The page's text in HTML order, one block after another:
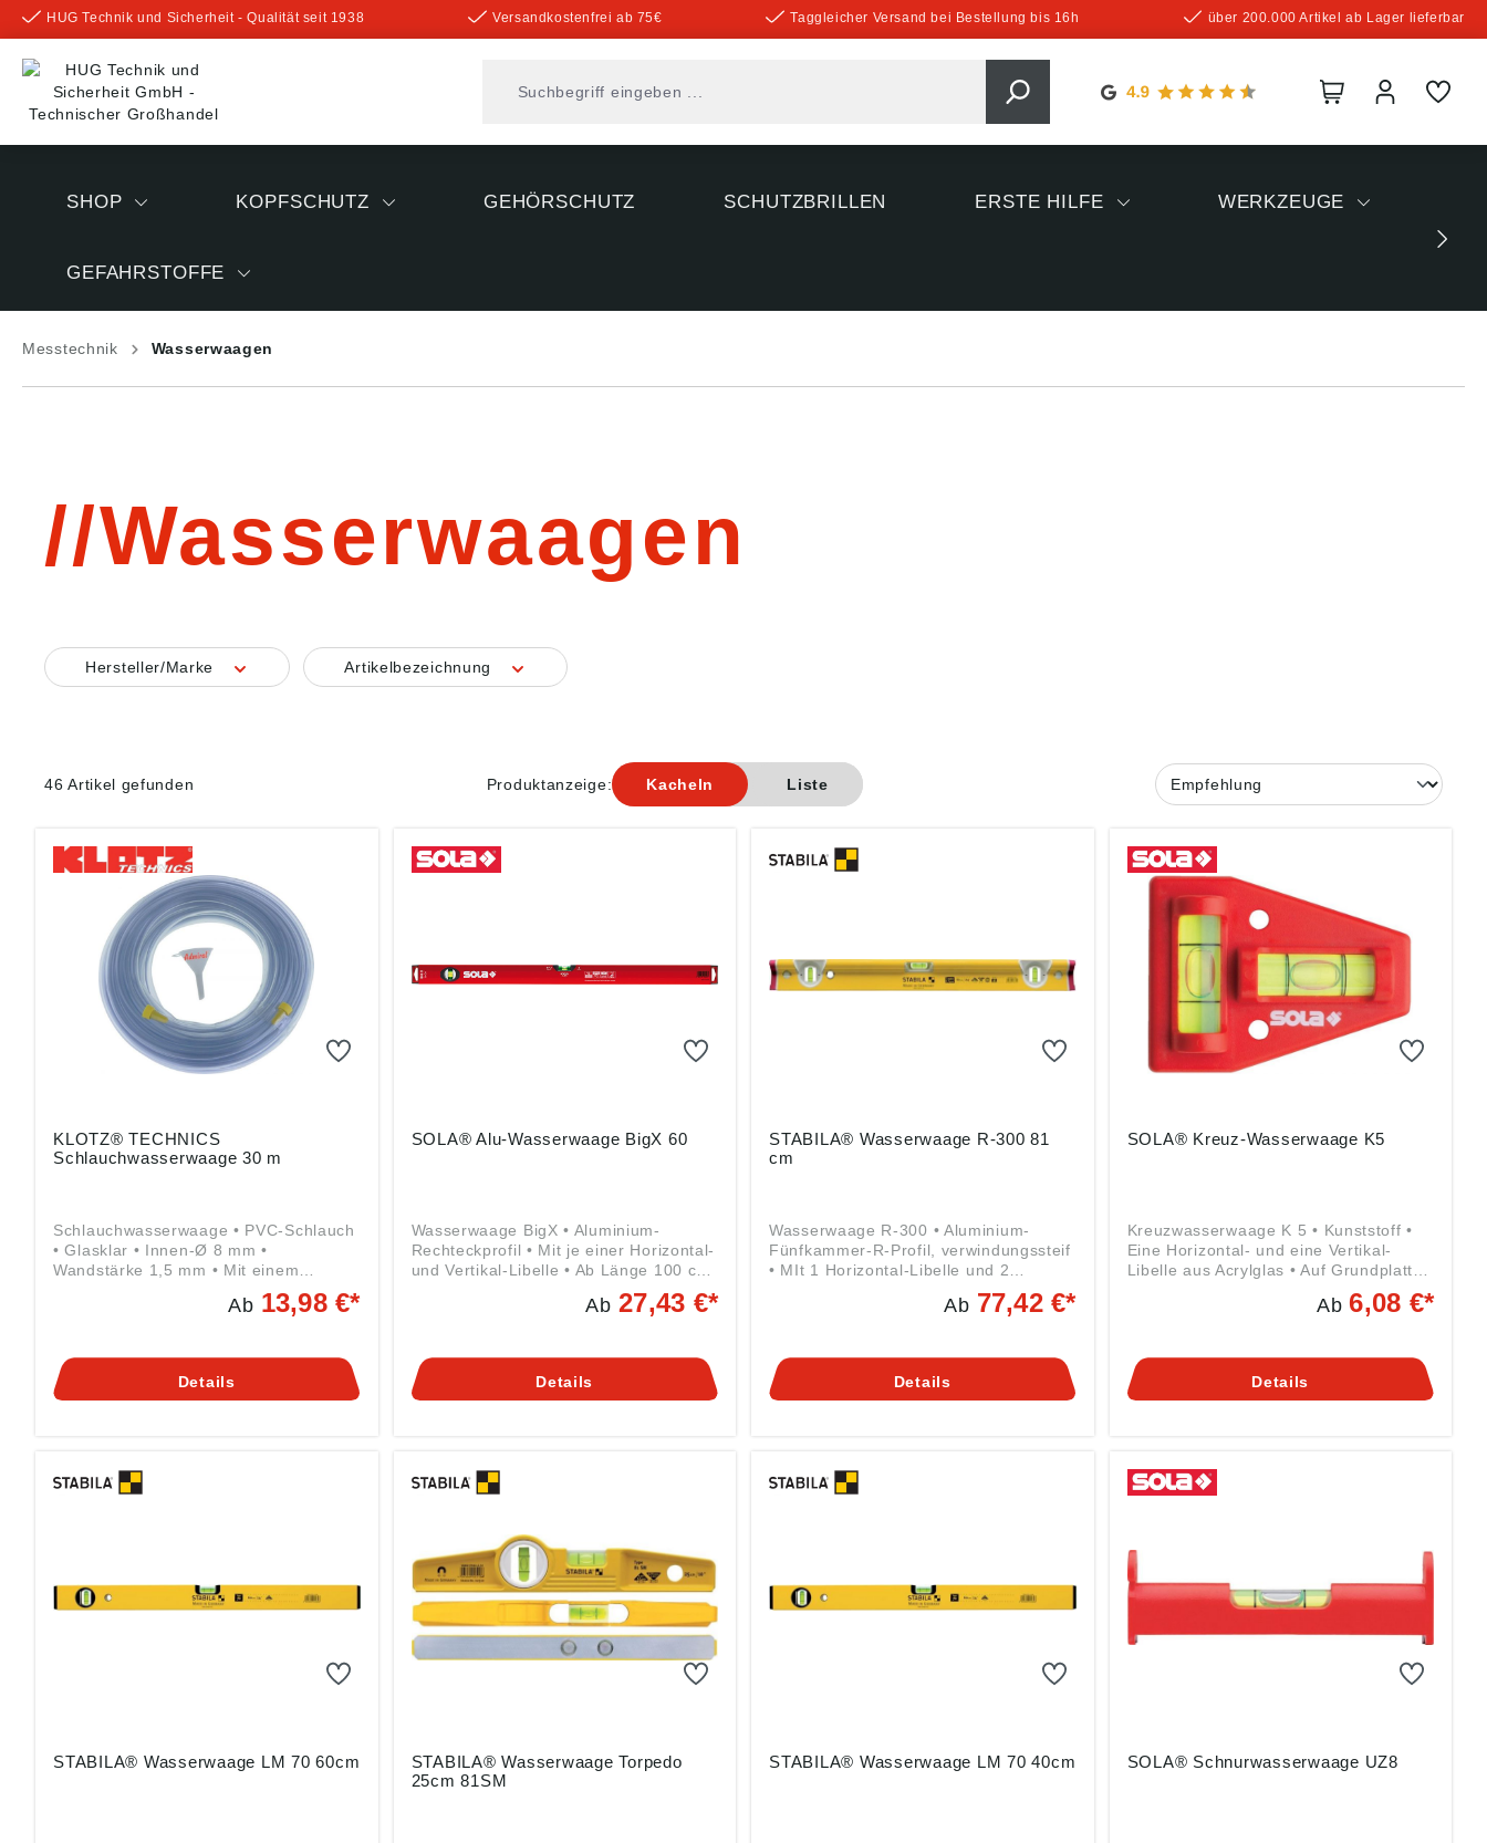
springen
HUG Technik und Sicherheit - Qualität seit 1938 Versandkostenfrei ab 75€ Taggleicher Versand bei Bestellung bis 16h über 200.000 Artikel ab Lager lieferbar
SHOP KOPFSCHUTZ GEHÖRSCHUTZ SCHUTZBRILLEN ERSTE HILFE WERKZEUGE
GEFAHRSTOFFE
Messtechnik Wasserwaagen
Wasserwaagen
Hersteller/Marke Artikelbezeichnung
46 Artikel gefunden Produktanzeige: Kacheln Liste
KLOTZ® TECHNICS
Schlauchwasserwaage 30 m
Schlauchwasserwaage • PVC-Schlauch
• Glasklar • Innen-Ø 8 mm •
Wandstärke 1,5 mm • Mit einem
gemäß Produktsicherheitsverordnung
40822 Mettmann, DE,
info@klotztechnics.com
Ab 13,98 €*
Details
SOLA® Alu-Wasserwaage BigX 60
Wasserwaage BigX • Aluminium-
Rechteckprofil • Mit je einer Horizontal-
und Vertikal-Libelle • Ab Länge 100 cm
mit 2 Vertikallibellen • Stoßdämpfende,
schockabsorbierende Endkappen •
Umschlagmessung 0,043° = 0,75
mm/m • Für horizontale und vertikale
Produktsicherheitsverordnung ((EU)
2023/998): SOLA-Messwerkzeuge
sola@sola.de
Ab27,43 €*
Details
STABILA® Wasserwaage R-300 81
cm
Wasserwaage R-300 • Aluminium-
Fünfkammer-R-Profil, verwindungssteif
• MIt 1 Horizontal-Libelle und 2
Vertikal-Libellen • Führungssichere
Anreißkante über die volle Länge •
Angaben gemäß
Produktsicherheitsverordnung ((EU)
info@stabila.de
Ab 77,42 €*
Details
SOLA® Kreuz-Wasserwaage K5
Kreuzwasserwaage K 5 • Kunststoff •
Eine Horizontal- und eine Vertikal-
Libelle aus Acrylglas • Auf Grundplatte
einjustiert Lieferung: Auf SB-Karte.
GmbH & Co. KG, Heuriedweg 69,
88131 Lindau (Bodensee), DE,
Ab6,08 €*
Details
STABILA® Wasserwaage LM 70 60cm
STABILA® Wasserwaage Torpedo
25cm 81SM
STABILA® Wasserwaage LM 70 40cm SOLA® Schnurwasserwaage UZ8